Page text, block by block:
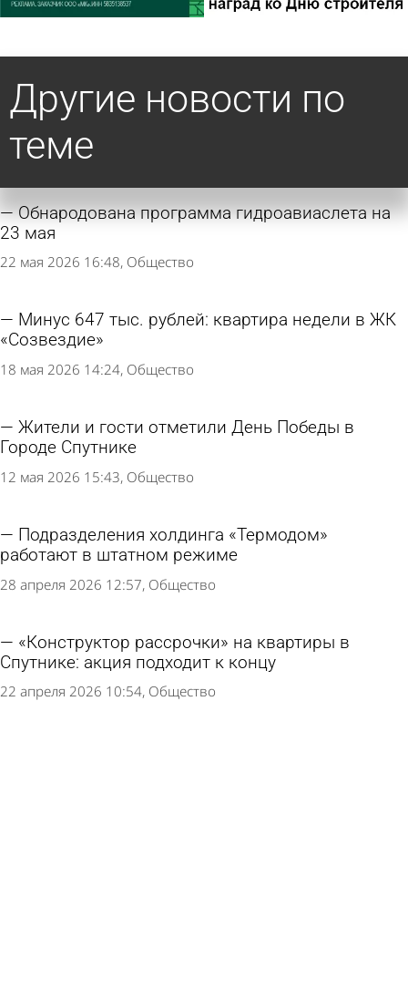
Другие новости по
теме
Обнародована программа гидроавиаслета на
23 мая
22 мая 2026 16:48 Общество
Минус 647 тыс. рублей: квартира недели в ЖК
«Созвездие»
18 мая 2026 14:24 Общество
Жители и гости отметили День Победы в
Городе Спутнике
12 мая 2026 15:43 Общество
Подразделения холдинга «Термодом»
работают в штатном режиме
28 апреля 2026 12:57 Общество
«Конструктор рассрочки» на квартиры в
Спутнике: акция подходит к концу
22 апреля 2026 10:54 Общество